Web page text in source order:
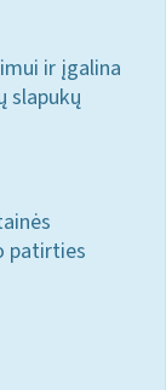
ir įgalina
slapukų
patirties